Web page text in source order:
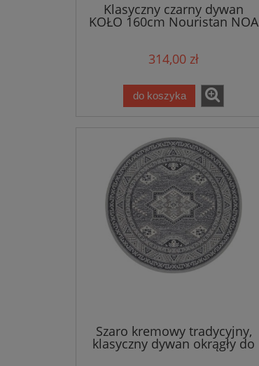
Klasyczny czarny dywan
KOŁO 160cm Nouristan NOA
314,00 zł
do koszyka
Szaro kremowy tradycyjny,
klasyczny dywan okrągły do
salonu Nouristan 160cm